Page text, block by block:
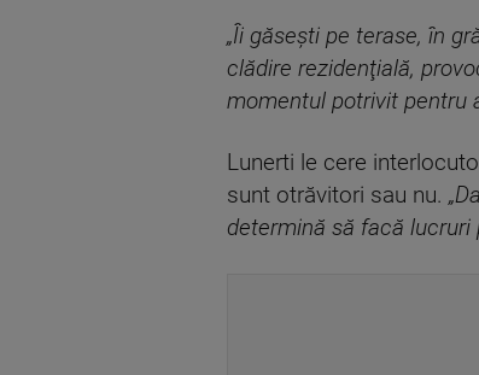
„Îi găseşti pe terase, în
clădire rezidenţială,
momentul potrivit pentru
Lunerti le cere
sunt otrăvitori sau nu.
determină să facă lucruri